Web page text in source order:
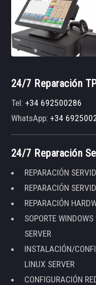
24/7 Reparación
Tel:+34 692500286
WhatsApp:+34
24/7 Reparación
REPARACIÓN
REPARACIÓN
REPARACIÓN
SOPORTE
SERVER
INSTALACIÓN/
LINUX SERVER
CONFIGURACIÓN